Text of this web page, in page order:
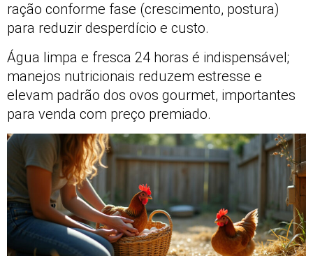
ração conforme fase (crescimento, postura)
para reduzir desperdício e custo.
Água limpa e fresca 24 horas é indispensável;
manejos nutricionais reduzem estresse e
elevam padrão dos ovos gourmet, importantes
para venda com preço premiado.